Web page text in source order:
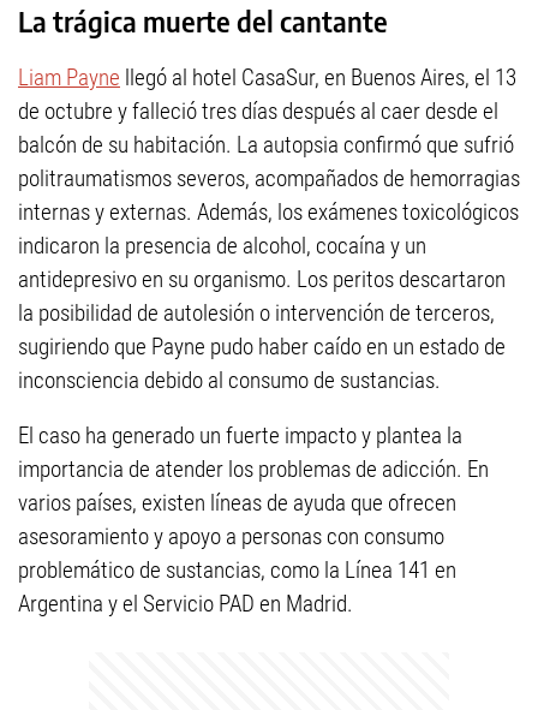
La trágica muerte del cantante
Liam Payne llegó al hotel CasaSur, en Buenos Aires, el 13
de octubre y falleció tres días después al caer desde el
balcón de su habitación. La autopsia confirmó que sufrió
politraumatismos severos, acompañados de hemorragias
internas y externas. Además, los exámenes toxicológicos
indicaron la presencia de alcohol, cocaína y un
antidepresivo en su organismo. Los peritos descartaron
la posibilidad de autolesión o intervención de terceros,
sugiriendo que Payne pudo haber caído en un estado de
inconsciencia debido al consumo de sustancias.
El caso ha generado un fuerte impacto y plantea la
importancia de atender los problemas de adicción. En
varios países, existen líneas de ayuda que ofrecen
asesoramiento y apoyo a personas con consumo
problemático de sustancias, como la Línea 141 en
Argentina y el Servicio PAD en Madrid.